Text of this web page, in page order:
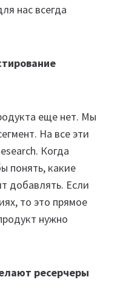
нас всегда
еще нет. Мы
На все эти
Когда
понять, какие
добавлять. Если
то это прямое
нужно
ресерчеры